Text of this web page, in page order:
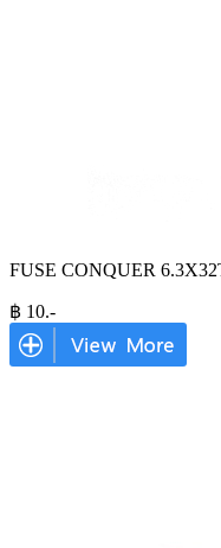
FUSE CONQUER
฿ 10.-